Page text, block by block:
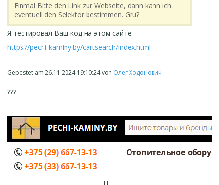
Einmal Bitte den Link zur Webseite, dann kann ich
eventuell den Selektor bestimmen. Gru?
Я тестировал Ваш код на этом сайте:
https://pechi-kaminy.by/cartsearch/index.html
Gepostet am 26.11.2024 19:10:24von Олег Ходонович
???
-----